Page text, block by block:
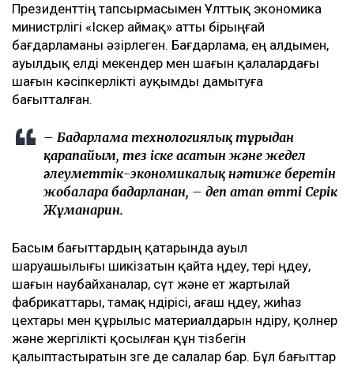
Президенттің тапсырмасымен Ұлттық экономика
министрлігі «Іскер аймақ» атты бірыңғай
бағдарламаны әзірлеген. Бағдарлама, ең алдымен,
ауылдық елді мекендер мен шағын қалалардағы
шағын кәсіпкерлікті ауқымды дамытуға
бағытталған.
– Бағдарлама технологиялық тұрғыдан
қарапайым, тез іске асатын және жедел
әлеуметтік-экономикалық нәтиже беретін
жобаларға бағдарланған, – деп атап өтті Серік
Жұманғарин.
Басым бағыттардың қатарында ауыл
шаруашылығы шикізатын қайта өңдеу, тері өңдеу,
шағын наубайханалар, сүт және ет жартылай
фабрикаттары, тамақ өндірісі, ағаш өңдеу, жиһаз
цехтары мен құрылыс материалдарын өндіру, қолөнер
және жергілікті қосылған құн тізбегін
қалыптастыратын өзге де салалар бар. Бұл бағыттар